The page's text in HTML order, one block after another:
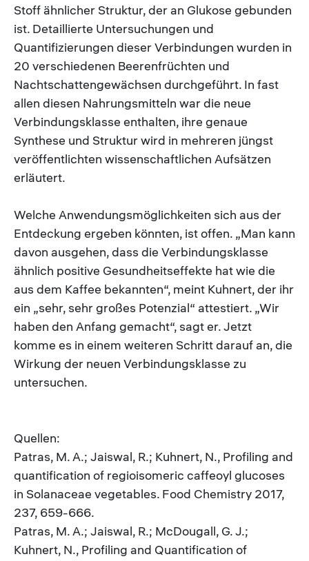
Stoff ähnlicher Struktur, der an Glukose gebunden
ist. Detaillierte Untersuchungen und
Quantifizierungen dieser Verbindungen wurden in
20 verschiedenen Beerenfrüchten und
Nachtschattengewächsen durchgeführt. In fast
allen diesen Nahrungsmitteln war die neue
Verbindungsklasse enthalten, ihre genaue
Synthese und Struktur wird in mehreren jüngst
veröffentlichten wissenschaftlichen Aufsätzen
erläutert.
Welche Anwendungsmöglichkeiten sich aus der
Entdeckung ergeben könnten, ist offen. „Man kann
davon ausgehen, dass die Verbindungsklasse
ähnlich positive Gesundheitseffekte hat wie die
aus dem Kaffee bekannten“, meint Kuhnert, der ihr
ein „sehr, sehr großes Potenzial“ attestiert. „Wir
haben den Anfang gemacht“, sagt er. Jetzt
komme es in einem weiteren Schritt darauf an, die
Wirkung der neuen Verbindungsklasse zu
untersuchen.
Quellen:
Patras, M. A.; Jaiswal, R.; Kuhnert, N., Profiling and
quantification of regioisomeric caffeoyl glucoses
in Solanaceae vegetables. Food Chemistry 2017,
237, 659-666.
Patras, M. A.; Jaiswal, R.; McDougall, G. J.;
Kuhnert, N., Profiling and Quantification of